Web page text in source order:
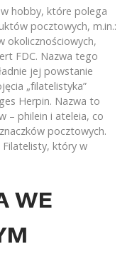
hobby, które polega
pocztowych, m.in.:
okolicznościowych,
FDC. Nazwa tego
jej powstanie
„filatelistyka”
Herpin. Nazwa to
– philein i ateleia, co
pocztowych.
który w
WE